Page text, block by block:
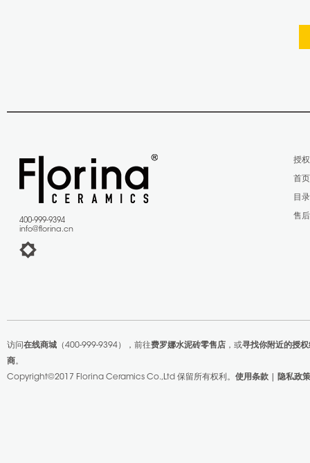
400-999-9394
info@florina.cn
授
首页
目
售
访问 在线商城（400-999-9394），前往费罗娜水泥砖零售店，或寻找你附近的授权
商。
Copyright©2017 Florina Ceramics Co.,Ltd 保留所有权利。 使用条款| 隐私政策